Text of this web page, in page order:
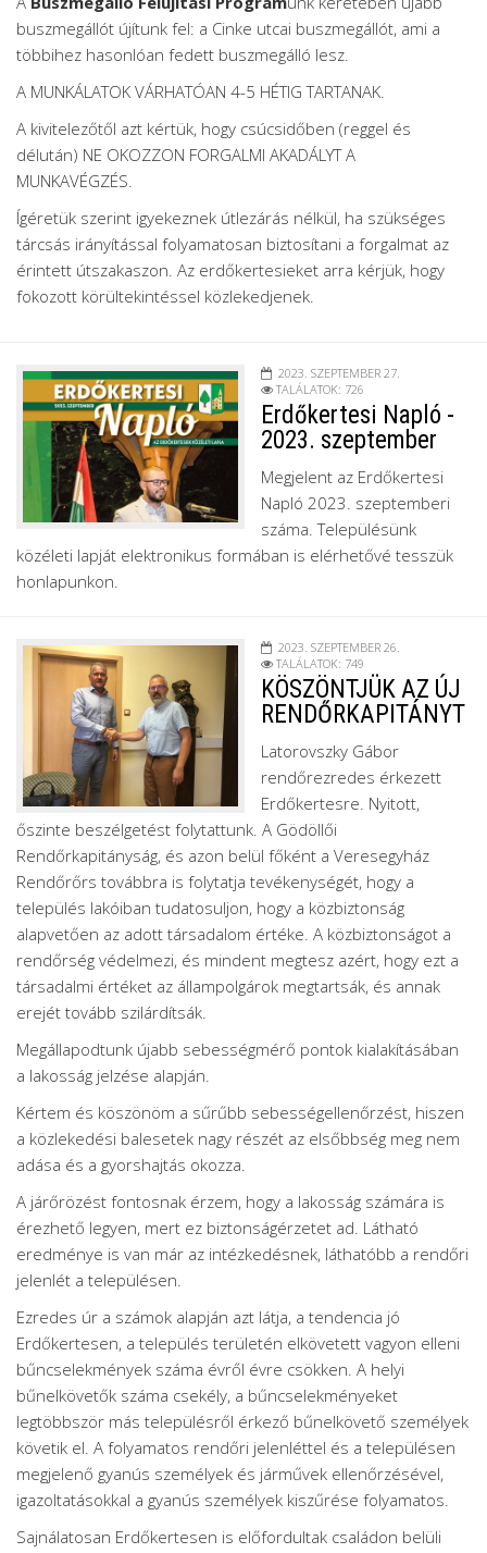
buszmegállót újítunk fel: a Cinke utcai buszmegállót, ami a
többihez hasonlóan fedett buszmegálló lesz.
A MUNKÁLATOK VÁRHATÓAN 4-5 HÉTIG TARTANAK.
A kivitelezőtől azt kértük, hogy csúcsidőben (reggel és
délután) NE OKOZZON FORGALMI AKADÁLYT A
MUNKAVÉGZÉS.
Ígéretük szerint igyekeznek útlezárás nélkül, ha szükséges
tárcsás irányítással folyamatosan biztosítani a forgalmat az
érintett útszakaszon. Az erdőkertesieket arra kérjük, hogy
fokozott körültekintéssel közlekedjenek.
2023. SZEPTEMBER 27.
TALÁLATOK: 726
Erdőkertesi Napló -
2023. szeptember
Megjelent az Erdőkertesi
Napló 2023. szeptemberi
száma. Településünk
közéleti lapját elektronikus formában is elérhetővé tesszük
honlapunkon.
2023. SZEPTEMBER 26.
TALÁLATOK: 749
KÖSZÖNTJÜK AZ ÚJ
RENDŐRKAPITÁNYT
Latorovszky Gábor
rendőrezredes érkezett
Erdőkertesre. Nyitott,
őszinte beszélgetést folytattunk. A Gödöllői
Rendőrkapitányság, és azon belül főként a Veresegyház
Rendőrőrs továbbra is folytatja tevékenységét, hogy a
település lakóiban tudatosuljon, hogy a közbiztonság
alapvetően az adott társadalom értéke. A közbiztonságot a
rendőrség védelmezi, és mindent megtesz azért, hogy ezt a
társadalmi értéket az állampolgárok megtartsák, és annak
erejét tovább szilárdítsák.
Megállapodtunk újabb sebességmérő pontok kialakításában
a lakosság jelzése alapján.
Kértem és köszönöm a sűrűbb sebességellenőrzést, hiszen
a közlekedési balesetek nagy részét az elsőbbség meg nem
adása és a gyorshajtás okozza.
A járőrözést fontosnak érzem, hogy a lakosság számára is
érezhető legyen, mert ez biztonságérzetet ad. Látható
eredménye is van már az intézkedésnek, láthatóbb a rendőri
jelenlét a településen.
Ezredes úr a számok alapján azt látja, a tendencia jó
Erdőkertesen, a település területén elkövetett vagyon elleni
bűncselekmények száma évről évre csökken. A helyi
bűnelkövetők száma csekély, a bűncselekményeket
legtöbbször más településről érkező bűnelkövető személyek
követik el. A folyamatos rendőri jelenléttel és a településen
megjelenő gyanús személyek és járművek ellenőrzésével,
igazoltatásokkal a gyanús személyek kiszűrése folyamatos.
Sajnálatosan Erdőkertesen is előfordultak családon belüli